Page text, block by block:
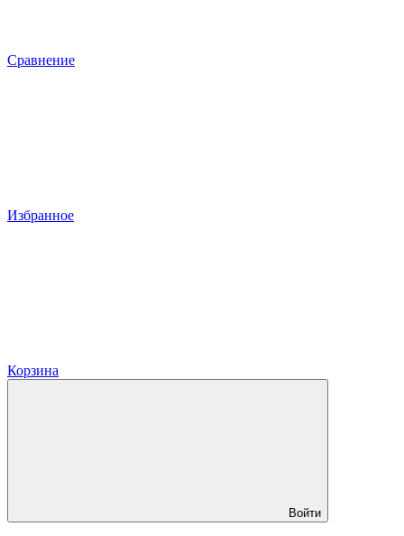
Сравнение
Избранное
Корзина
Войти